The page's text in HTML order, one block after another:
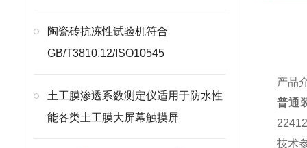
陶瓷砖抗冻性试验机符合
GB/T3810.12/ISO10545
土工膜渗透系数测定仪适用于防水性
能各类土工膜大屏幕触摸屏
产品
普通
22412
技术